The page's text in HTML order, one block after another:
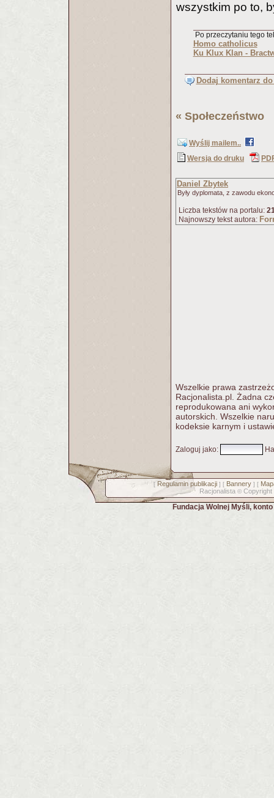
wszystkim po to,
Po przeczytaniu tego
Homo catholicus
Ku Klux Klan -
Dodaj komentarz
« Społeczeństwo
Wyślij mailem..
Wersja do druku
Daniel Zbytek
Były dyplomata, z zawodu
Liczba tekstów na portalu:
Najnowszy tekst autora:
Wszelkie prawa
Racjonalista.pl. Żadna
reprodukowana ani
autorskich. Wszelkie
kodeksie karnym i
Zaloguj jako:
[ Regulamin publikacji] [ Bannery] [
Racjonalista © Copyright
Fundacja Wolnej Myśli,